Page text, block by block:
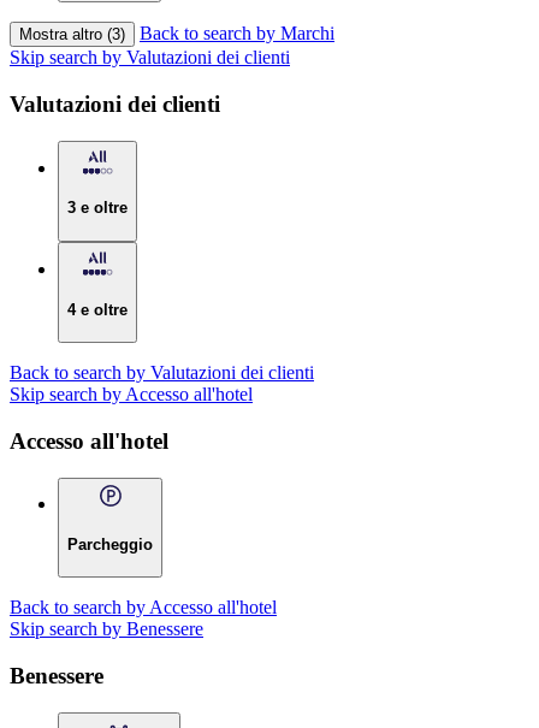
Mostra altro (3)
Back to search by Marchi
Skip search by Valutazioni dei clienti
Valutazioni dei clienti
3 e oltre
4 e oltre
Back to search by Valutazioni dei clienti
Skip search by Accesso all'hotel
Accesso all'hotel
Parcheggio
Back to search by Accesso all'hotel
Skip search by Benessere
Benessere